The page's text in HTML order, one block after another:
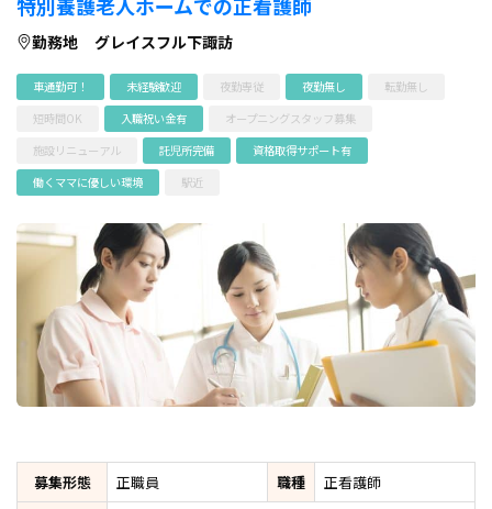
勤務地 グレイスフル下諏訪
車通勤可！ 未経験歓迎 夜勤専従 夜勤無し
転勤無し
短時間OK
入職祝い金有
オープニングスタッフ募集
施設リニューアル
託児所完備
資格取得サポート有
働くママに優しい環境
駅近
募集形態 正職員 職種 正看護師